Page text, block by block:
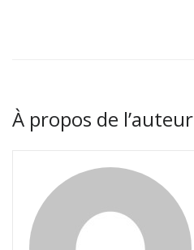
À propos de l’auteur